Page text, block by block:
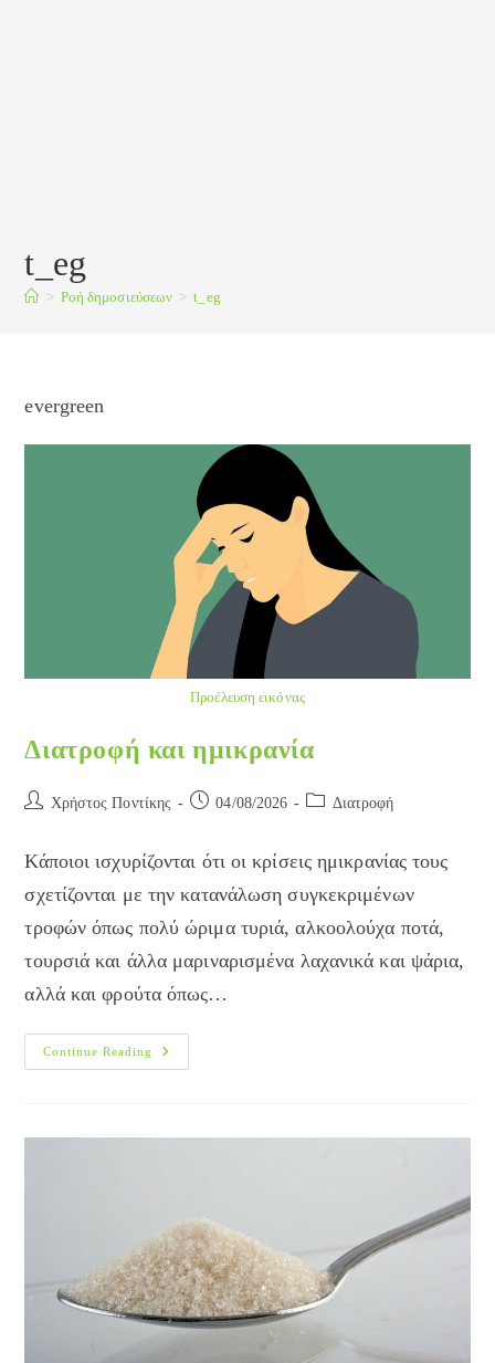
t_eg
> Ροή δημοσιεύσεων > t_eg
evergreen
Προέλευση εικόνας
Διατροφή και ημικρανία
Post Χρήστος Ποντίκης
Post04/08/2026
Post Διατροφή
Κάποιοι ισχυρίζονται ότι οι κρίσεις ημικρανίας τους
σχετίζονται με την κατανάλωση συγκεκριμένων
τροφών όπως πολύ ώριμα τυριά, αλκοολούχα ποτά,
τουρσιά και άλλα μαριναρισμένα λαχανικά και ψάρια,
αλλά και φρούτα όπως…
Continue Reading
Διατροφή
Και